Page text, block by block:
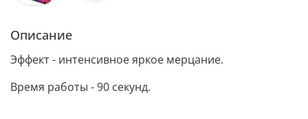
Описание
Эффект - интенсивное яркое мерцание.
Время работы - 90 секунд.